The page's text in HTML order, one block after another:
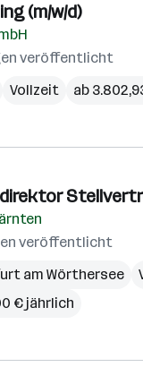
(m/w/d)
veröffentlicht
Vollzeit ab
veröffentlicht
am Wörthersee
€ jährlich